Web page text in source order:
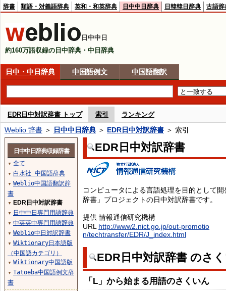
辞書 類語・対義語辞典 英和・和英辞典 日中中日辞典 日韓韓日辞典 古語辞
日中中日
約160万語収録の日中辞典・中日辞典
日中・中日辞典 中国語例文 中国語翻訳
EDR日中対訳辞書 トップ 索引 ランキング
Weblio 辞書 ＞ 日中中日辞典 ＞ EDR日中対訳辞書 ＞ 索引
EDR日中対訳辞書
コンピュータによる言語処理を目的として
辞書」プロジェクトの日中対訳辞書です。
提供 情報通信研究機構
URL http://www2.nict.go.jp/out-promotio
n/techtransfer/EDR/J_index.html
EDR日中対訳辞書 のさ
「L」から始まる用語のさくいん
日中中日辞典収録辞書
▼ 全て
▼ 白水社 中国語辞典
▼ Weblio中国語翻訳辞
書
▼ EDR日中対訳辞書
▼ 日中中日専門用語辞典
▼ 中英英中専門用語辞典
▼ Weblio中日対訳辞書
▼ Wiktionary日本語版
（中国語カテゴリ）
▼ Wiktionary中国語版
▼ Tatoeba中国語例文辞
書